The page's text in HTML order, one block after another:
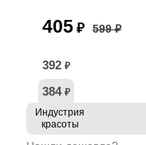
405 ₽ 599 ₽
392 ₽
384 ₽
Индустрия
красоты